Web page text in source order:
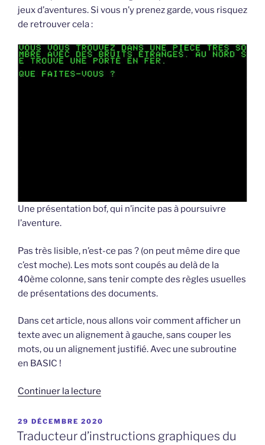
listings
Applewin »
jeux d’aventures. Si vous n’y prenez garde, vous risquez
de retrouver cela :
Une présentation bof, qui n’incite pas à poursuivre
l’aventure.
Pas très lisible, n’est-ce pas ? (on peut même dire que
c’est moche). Les mots sont coupés au delà de la
40ème colonne, sans tenir compte des règles usuelles
de présentations des documents.
Dans cet article, nous allons voir comment afficher un
texte avec un alignement à gauche, sans couper les
mots, ou un alignement justifié. Avec une subroutine
en BASIC !
Continuer la lecture
jeu
d’aventure
PUBLIÉ
LE
29 DÉCEMBRE 2020
Traducteur d’instructions graphiques du